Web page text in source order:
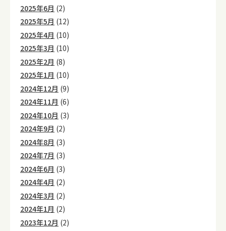
2025年6月 (2)
2025年5月 (12)
2025年4月 (10)
2025年3月 (10)
2025年2月 (8)
2025年1月 (10)
2024年12月 (9)
2024年11月 (6)
2024年10月 (3)
2024年9月 (2)
2024年8月 (3)
2024年7月 (3)
2024年6月 (3)
2024年4月 (2)
2024年3月 (2)
2024年1月 (2)
2023年12月 (2)